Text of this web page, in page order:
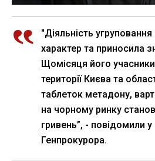
"Діяльність
характер та приносила
Щомісяця його
території Києва та
таблеток метадону,
на чорному ринку
гривень”, - повідомили у
Генпрокурора.